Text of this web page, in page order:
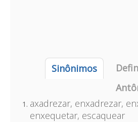
Sinônimos
axadrezar, enxadrezar,
enxequetar, escaquear